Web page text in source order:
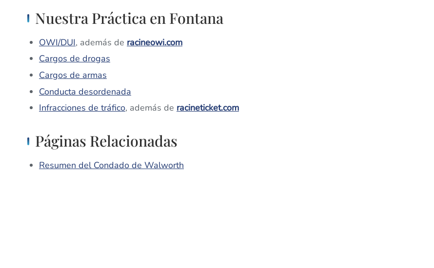
Nuestra Práctica en Fontana
OWI/DUI, además de racineowi.com
Cargos de drogas
Cargos de armas
Conducta desordenada
Infracciones de tráfico, además de racineticket.com
Páginas Relacionadas
Resumen del Condado de Walworth